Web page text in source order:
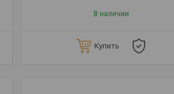
В наличии
Купить